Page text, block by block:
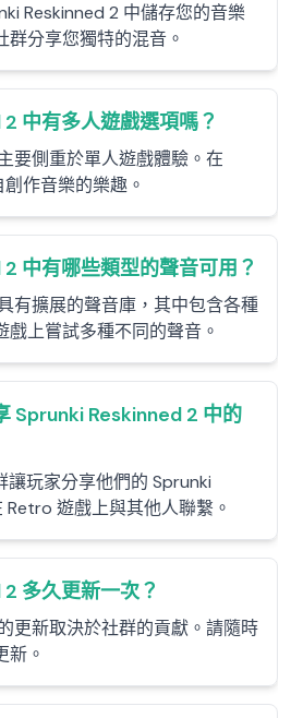
Reskinned 2 中儲存您的音樂
分享您獨特的混音。
中有多人遊戲選項嗎？
要側重於單人遊戲體驗。在
作音樂的樂趣。
中有哪些類型的聲音可用？
有擴展的聲音庫，其中包含各種
上嘗試多種不同的聲音。
Sprunki Reskinned 2 中的
讓玩家分享他們的 Sprunki
遊戲上與其他人聯繫。
多久更新一次？
更新取決於社群的貢獻。請隨時
新。